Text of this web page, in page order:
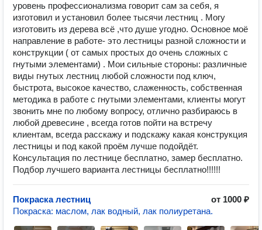
уровень профессионализма говорит сам за себя, я
изготовил и установил более тысячи лестниц . Могу
изготовить из дерева всё ,что душе угодно. Основное моё
направление в работе- это лестницы разной сложности и
конструкции ( от самых простых до очень сложных с
гнутыми элементами) . Мои сильные стороны: различные
виды гнутых лестниц любой сложности под ключ,
быстрота, высокое качество, слаженность, собственная
методика в работе с гнутыми элементами, клиенты могут
звонить мне по любому вопросу, отлично разбираюсь в
любой древесине , всегда готов пойти на встречу
клиентам, всегда расскажу и подскажу какая конструкция
лестницы и под какой проём лучше подойдёт.
Консультация по лестнице бесплатно, замер бесплатно.
Подбор лучшего варианта лестницы бесплатно!!!!!!
Покраска лестниц
от 1000 ₽
Покраска: маслом, лак водный, лак полиуретана.